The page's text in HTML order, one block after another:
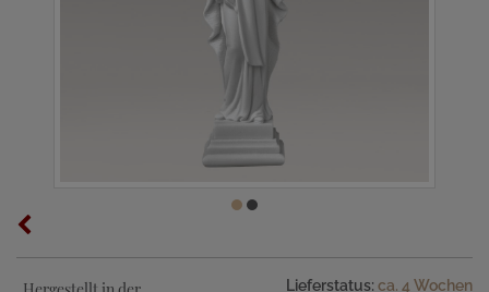
Lieferstatus: ca. 4 Wochen